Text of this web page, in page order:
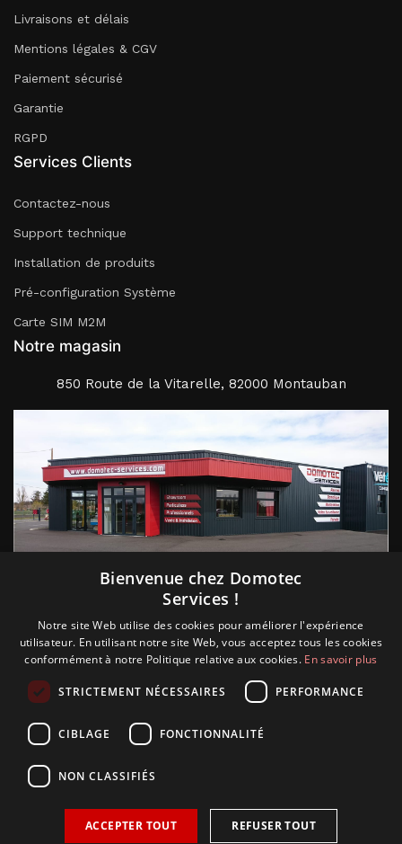
Livraisons et délais
Mentions légales & CGV
Paiement sécurisé
Garantie
RGPD
Services Clients
Contactez-nous
Support technique
Installation de produits
Pré-configuration Système
Carte SIM M2M
Notre magasin
850 Route de la Vitarelle, 82000 Montauban
Suivez nous
Bienvenue chez Domotec
Services !
Notre site Web utilise des cookies pour améliorer l'expérience
utilisateur. En utilisant notre site Web, vous acceptez tous les cookies
conformément à notre Politique relative aux cookies. En savoir plus
STRICTEMENT NÉCESSAIRES PERFORMANCE
CIBLAGE FONCTIONNALITÉ
NON CLASSIFIÉS
ACCEPTER TOUT REFUSER TOUT